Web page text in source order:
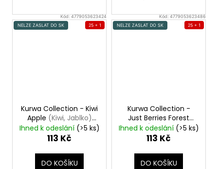
Kód:4779053623424
NELZE ZASLAT DO SK
25 + 1
Kurwa Collection - Kiwi
Apple (Kiwi, Jablko)
Nikotinové sáčky
Ihned k odeslání (>5 ks)
113 Kč
DO KOŠÍKU
Kód:4779053623486
NELZE ZASLAT DO SK
25 + 1
Kurwa Collection -
Just Berries Forest
Berries(Jahoda, Lesní
ovoce, Hroznové víno)
Ihned k odeslání (>5 ks)
113 Kč
DO KOŠÍKU